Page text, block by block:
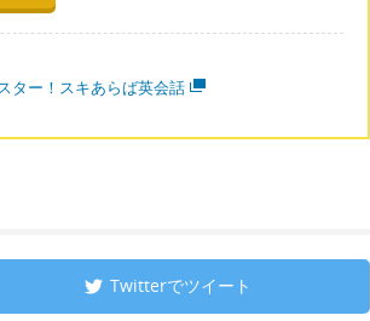
ター！スキあらば英会話
Twitterでツイート